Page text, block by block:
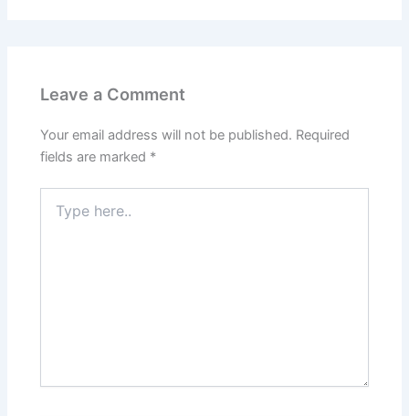
Leave a Comment
Your email address will not be published. Required
fields are marked *
here..